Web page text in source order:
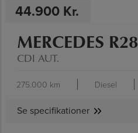
44.900 Kr.
MERCEDES
CDI AUT.
275.000 km Diesel
Se specifikationer